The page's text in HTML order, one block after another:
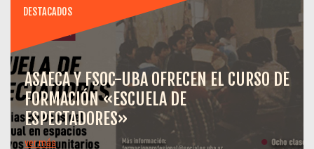
DESTACADOS
ASAECA Y FSOC-UBA OFRECEN EL CURSO DE
FORMACIÓN «ESCUELA DE
ESPECTADORES»
ver más